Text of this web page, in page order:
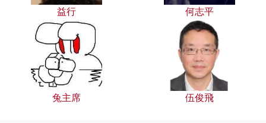
益行 何志平
兔主席 伍俊飛